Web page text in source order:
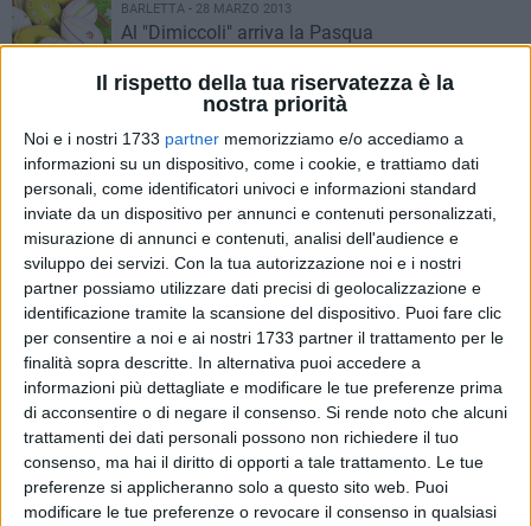
Il rispetto della tua riservatezza è la
nostra priorità
Noi e i nostri 1733 partner memorizziamo e/o accediamo a
informazioni su un dispositivo, come i cookie, e trattiamo dati
personali, come identificatori univoci e informazioni standard
inviate da un dispositivo per annunci e contenuti personalizzati,
misurazione di annunci e contenuti, analisi dell'audience e
sviluppo dei servizi. Con la tua autorizzazione noi e i nostri
partner possiamo utilizzare dati precisi di geolocalizzazione e
identificazione tramite la scansione del dispositivo. Puoi fare clic
per consentire a noi e ai nostri 1733 partner il trattamento per le
finalità sopra descritte. In alternativa puoi accedere a
informazioni più dettagliate e modificare le tue preferenze prima
di acconsentire o di negare il consenso. Si rende noto che alcuni
trattamenti dei dati personali possono non richiedere il tuo
consenso, ma hai il diritto di opporti a tale trattamento. Le tue
preferenze si applicheranno solo a questo sito web. Puoi
modificare le tue preferenze o revocare il consenso in qualsiasi
BARLETTA - 28 MARZO 2013
Al "Dimiccoli" arriva la Pasqua
BARLETTA - 23 MARZO 2013
Pietro Mennea, una fiaccolata per ricordare la
"Freccia del Sud"
BARLETTA - 23 MARZO 2013
La criminologa Roberta Bruzzone spiega la
pedofilia e la violenza
BARLETTA - 21 MARZO 2013
Pietro Mennea il campione, domani una
fiaccolata per le vie di Barletta per ricordarlo
BARLETTA - 17 MARZO 2013
La Memoria Fotografica del crollo di via Roma
rivive